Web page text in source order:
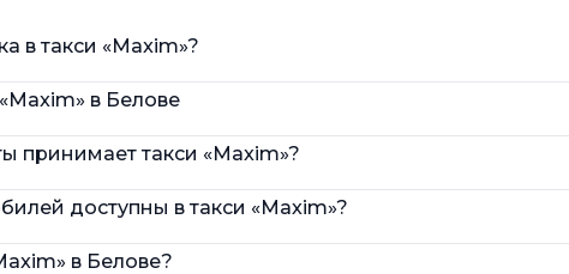
в такси «Maxim»?
в Белове
принимает такси «Maxim»?
доступны в такси «Maxim»?
в Белове?